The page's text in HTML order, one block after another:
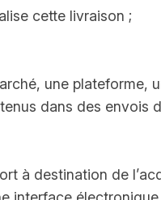
cette livraison ;
une plateforme,
dans des envois
à destination de